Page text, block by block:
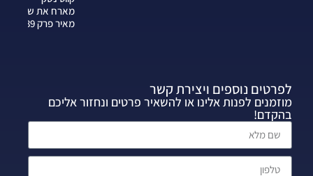
מארח את שרה
מאיר פרק 339
לפרטים נוספים ויצירת קשר
מוזמנים לפנות אלינו או להשאיר פרטים ונחזור אליכם
בהקדם!